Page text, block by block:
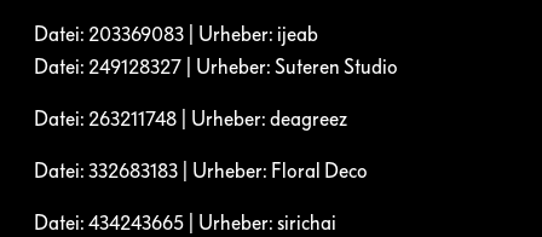
Datei: 203369083 | Urheber: ijeab
Datei: 249128327 | Urheber: Suteren Studio
Datei: 263211748 | Urheber: deagreez
Datei: 332683183 | Urheber: Floral Deco
Datei: 434243665 | Urheber: sirichai